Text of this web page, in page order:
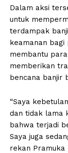
Dalam aksi
untuk
terdampak
keamanan
membantu
memberikan
bencana banjir
“Saya
dan tidak lama
bahwa terjadi
Saya juga
rekan Pramuka